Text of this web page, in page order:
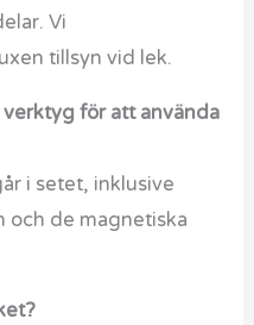
Vi
tillsyn vid lek.
för att använda
i setet, inklusive
och de magnetiska